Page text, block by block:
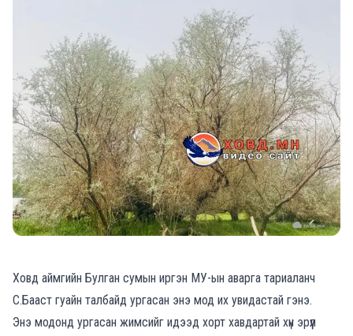
Ховд аймгийн Булган сумын иргэн МУ-ын аварга тариаланч
С.Бааст гуайн талбайд ургасан энэ мод их увидастай гэнэ.
Энэ модонд ургасан жимсийг идээд хорт хавдартай хүн эрүүл